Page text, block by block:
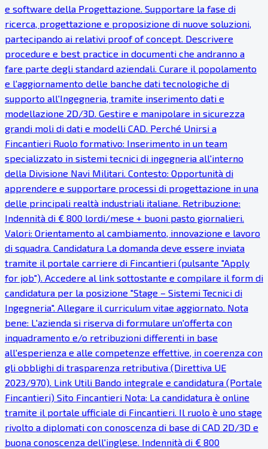
e software della Progettazione. Supportare la fase di
ricerca, progettazione e proposizione di nuove soluzioni,
partecipando ai relativi proof of concept. Descrivere
procedure e best practice in documenti che andranno a
fare parte degli standard aziendali. Curare il popolamento
e l'aggiornamento delle banche dati tecnologiche di
supporto all'Ingegneria, tramite inserimento dati e
modellazione 2D/3D. Gestire e manipolare in sicurezza
grandi moli di dati e modelli CAD. Perché Unirsi a
Fincantieri Ruolo formativo: Inserimento in un team
specializzato in sistemi tecnici di ingegneria all'interno
della Divisione Navi Militari. Contesto: Opportunità di
apprendere e supportare processi di progettazione in una
delle principali realtà industriali italiane. Retribuzione:
Indennità di € 800 lordi/mese + buoni pasto giornalieri.
Valori: Orientamento al cambiamento, innovazione e lavoro
di squadra. Candidatura La domanda deve essere inviata
tramite il portale carriere di Fincantieri (pulsante "Apply
for job"). Accedere al link sottostante e compilare il form di
candidatura per la posizione "Stage – Sistemi Tecnici di
Ingegneria". Allegare il curriculum vitae aggiornato. Nota
bene: L'azienda si riserva di formulare un'offerta con
inquadramento e/o retribuzioni differenti in base
all'esperienza e alle competenze effettive, in coerenza con
gli obblighi di trasparenza retributiva (Direttiva UE
2023/970). Link Utili Bando integrale e candidatura (Portale
Fincantieri) Sito Fincantieri Nota: La candidatura è online
tramite il portale ufficiale di Fincantieri. Il ruolo è uno stage
rivolto a diplomati con conoscenza di base di CAD 2D/3D e
buona conoscenza dell'inglese. Indennità di € 800